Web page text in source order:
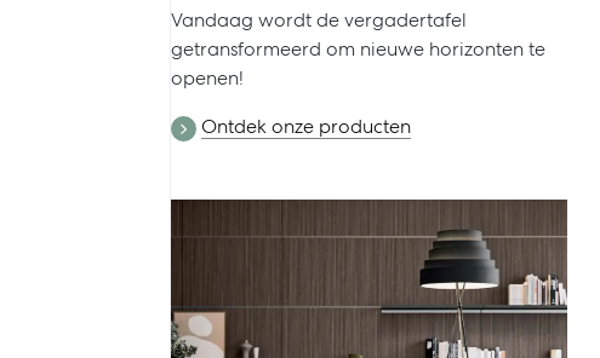
Vandaag wordt de vergadertafel
getransformeerd om nieuwe horizonten te
openen!
Ontdek onze producten